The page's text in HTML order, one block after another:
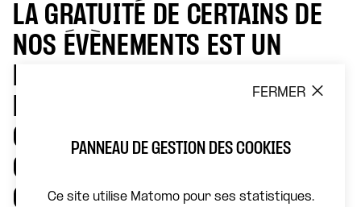
LA GRATUITÉ DE CERTAINS DE
NOS ÉVÈNEMENTS EST UN
ENGAGEMENT FORT DE LA
MAIRE DE PARIS – ET DES
CONSEILLERS DE PARIS QUI
ONT DÉLIBÉRÉ EN CE SENS AU
CONSEIL DE PARIS. CETTE
FERMER
PANNEAU DE GESTION DES COOKIES
Ce site utilise Matomo pour ses statistiques.